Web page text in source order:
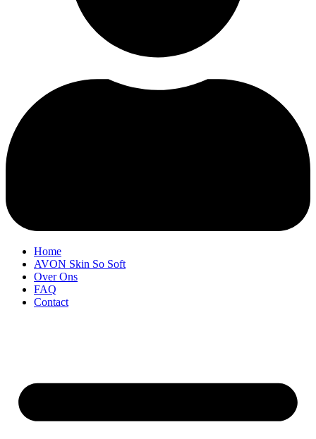
Home
AVON Skin So Soft
Over Ons
FAQ
Contact